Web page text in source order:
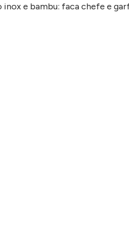
e bambu: faca chefe e